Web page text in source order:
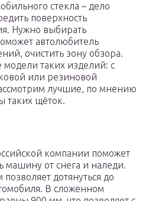
стекла – дело
поверхность
Нужно выбирать
автолюбитель
очистить зону обзора.
таких изделий: с
или резиновой
лучшие, по мнению
таких щёток.
компании поможет
машину от снега и наледи.
дотянуться до
В сложенном